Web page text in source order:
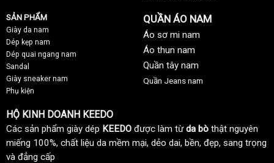
SẢN PHẨM
Giày da nam
Dép kẹp nam
Dép quai ngang nam
Sandal
Giày sneaker nam
Phụ kiện
QUẦN ÁO NAM
Áo sơ mi nam
Áo thun nam
Quần tây nam
Quần Jeans nam
HỘ KINH DOANH KEEDO
Các sản phẩm giày dép KEEDO được làm từda bò thật nguyên
miếng 100%, chất liệu da mềm mại, dẻo dai, bền, đẹp, sang trọng
và đẳng cấp